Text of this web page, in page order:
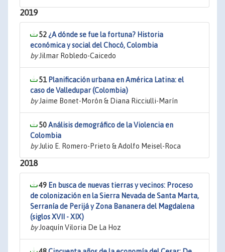
2019
52 ¿A dónde se fue la fortuna? Historia
económica y social del Chocó, Colombia
byJilmar Robledo-Caicedo
51 Planificación urbana en América Latina: el
caso de Valledupar (Colombia)
byJaime Bonet-Morón & Diana Ricciulli-Marín
50Análisis demográfico de la Violencia en
Colombia
byJulio E. Romero-Prieto & Adolfo Meisel-Roca
2018
49 En busca de nuevas tierras y vecinos: Proceso
de colonización en la Sierra Nevada de Santa Marta,
Serranía de Perijá y Zona Bananera del Magdalena
(siglos XVII - XIX)
byJoaquín Viloria De La Hoz